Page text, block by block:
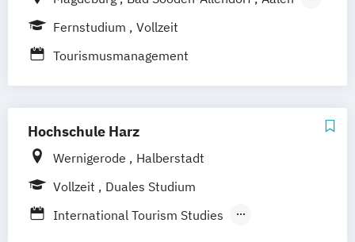
Baden-Baden
Berlin
Heilbronn
Kassel Leipzig
München Bochum Kaiserslautern
Wiesbaden Regenstauf Dresden
Hoyerswerda
Schwentinental / Kiel Stein / Nürnberg
Fernstudium
Vollzeit
Tourismusmanagement
Hochschule Harz
Wernigerode
Halberstadt
Vollzeit
Duales Studium
International Tourism Studies